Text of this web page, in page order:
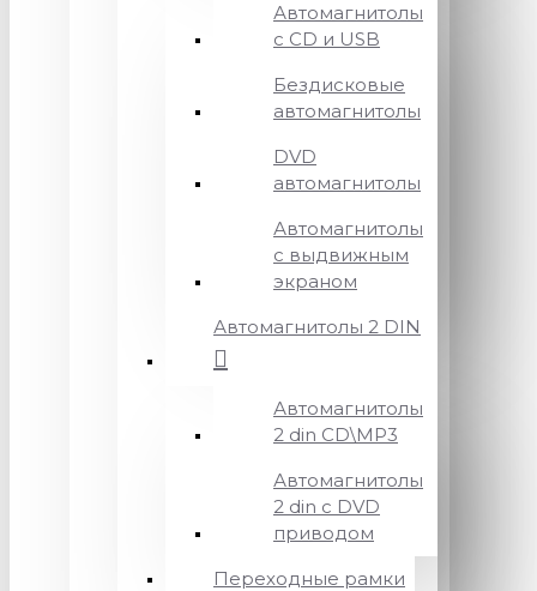
Автомагнитолы
с CD и USB
Бездисковые
автомагнитолы
DVD
автомагнитолы
Автомагнитолы
с выдвижным
экраном
Автомагнитолы 2 DIN
Автомагнитолы
2 din CD\MP3
Автомагнитолы
2 din с DVD
приводом
Переходные рамки